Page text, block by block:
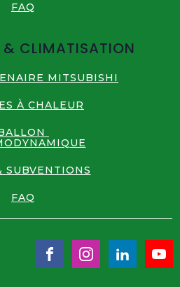
FAQ
& CLIMATISATION
MITSUBISHI
À CHALEUR
SUBVENTIONS
FAQ